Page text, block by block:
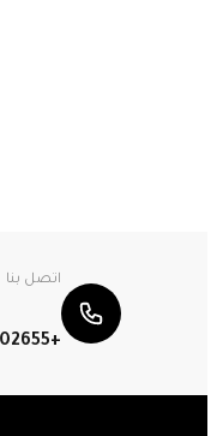
اتصل بنا
+201227702655